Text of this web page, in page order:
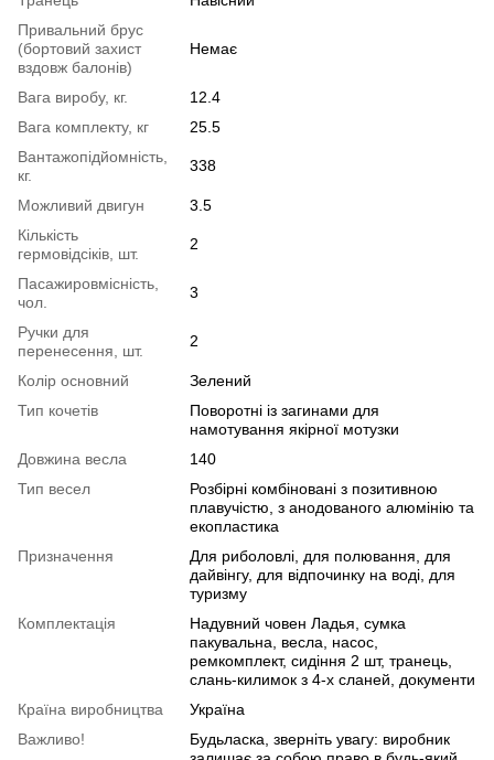
Привальний брус
(бортовий захист
вздовж балонів)
Немає
Вага виробу, кг.
12.4
Вага комплекту, кг
25.5
Вантажопідйомність,
кг.
338
Можливий двигун
3.5
Кількість
гермовідсіків, шт.
2
Пасажировмісність,
чол.
3
Ручки для
перенесення, шт.
2
Колір основний
Зелений
Тип кочетiв
Поворотні із загинами для
намотування якірної мотузки
Довжина весла
140
Тип весел
Розбірні комбіновані з позитивною
плавучістю, з анодованого алюмінію та
екопластика
Призначення
Для риболовлі, для полювання, для
дайвінгу, для відпочинку на воді, для
туризму
Комплектація
Надувний човен Ладья, сумка
пакувальна, весла, насос,
ремкомплект, сидіння 2 шт, транець,
слань-килимок з 4-х сланей, документи
Країна виробництва
Україна
Важливо!
Будьласка, зверніть увагу: виробник